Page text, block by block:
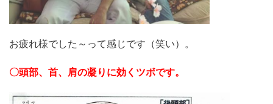
お疲れ様でした～って感じです（笑い）。
〇頭部、首、肩の凝りに効くツボです。